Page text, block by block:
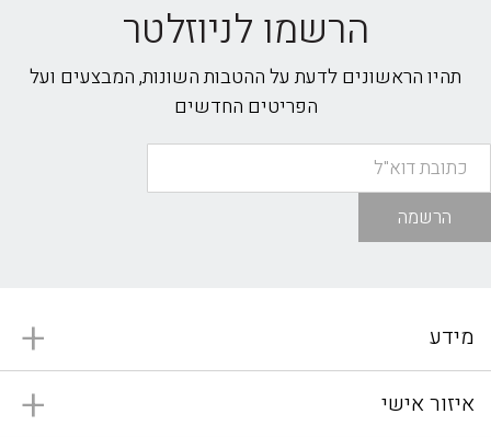
הרשמו לניוזלטר
תהיו הראשונים לדעת על ההטבות השונות, המבצעים ועל
הפריטים החדשים
הרשמה
מידע
איזור אישי